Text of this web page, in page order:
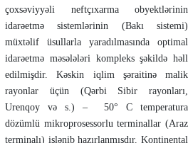
çoxsəviyyəli neftçıxarma obyektlərinin
idarəetmə sis­tem­lərinin (Bakı sistemi)
müxtəlif üsullarla yaradıl­masında optimal
idarə­etmə məsələləri kompleks şəkildə həll
edilmişdir. Kəskin iqlim şəraitinə ma­lik
rayon­lar üçün (Qərbi Sibir rayonları,
Urenqoy və s.) – 50° C temperatura
dözümlü mik­roprosessorlu terminallar (Araz
terminalı) işlənib hazır­lan­mış­dır. Kontinental